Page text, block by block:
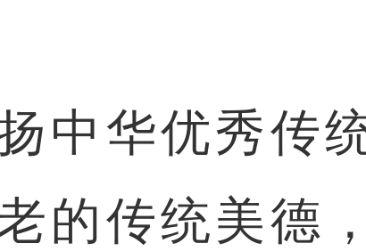
华优秀传统
的传统美德